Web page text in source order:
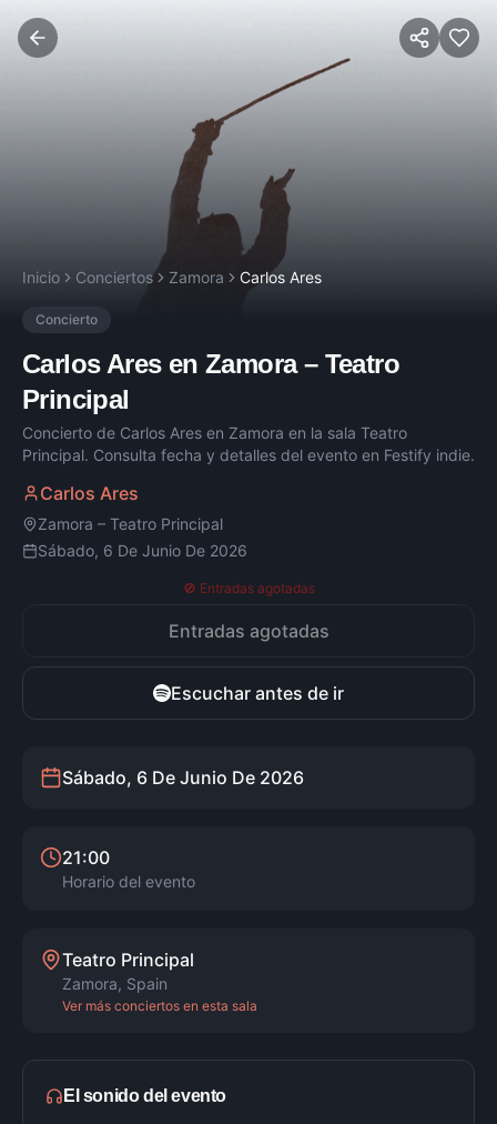
Inicio Conciertos Zamora Carlos Ares
Concierto
Carlos AresenZamora– Teatro
Principal
Concierto de Carlos Ares en Zamora en la sala Teatro
Principal. Consulta fecha y detalles del evento en Festify indie.
Carlos Ares
Zamora – Teatro Principal
Sábado, 6 De Junio De 2026
🚫 Entradas agotadas
Entradas agotadas
Escuchar antes de ir
Sábado, 6 De Junio De 2026
21:00
Horario del evento
Teatro Principal
Zamora, Spain
Ver más conciertos en esta sala
El sonido del evento